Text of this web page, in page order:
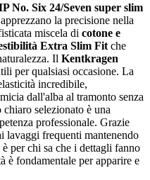
No. Six 24/Seven super slim
la precisione nella
miscela di cotone e
Extra Slim Fit che
Il Kentkragen
per qualsiasi occasione. La
incredibile,
dall'alba al tramonto senza
selezionato è una
professionale. Grazie
lavaggi frequenti mantenendo
per chi sa che i dettagli fanno
è fondamentale per apparire e